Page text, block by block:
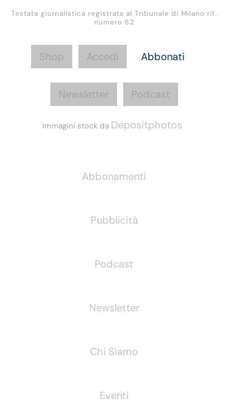
Testata giornalistica registrata al Tribunale di Milano rif.
numero 62
Shop Accedi Abbonati
Newsletter Podcast
Immagini stock da Depositphotos
Abbonamenti
Pubblicità
Podcast
Newsletter
Chi Siamo
Eventi